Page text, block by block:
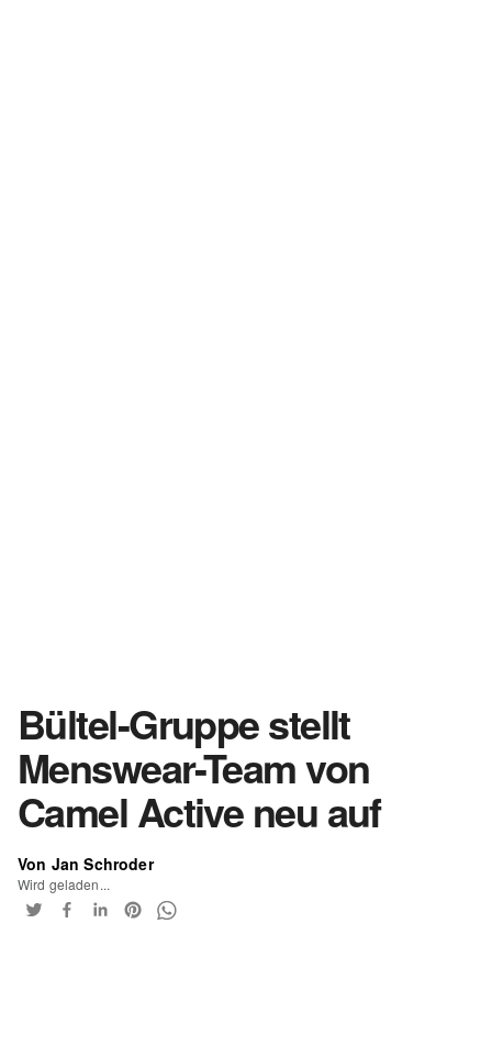
Bültel-Gruppe stellt
Menswear-Team von
Camel Active neu auf
Von Jan Schroder
Wird geladen...